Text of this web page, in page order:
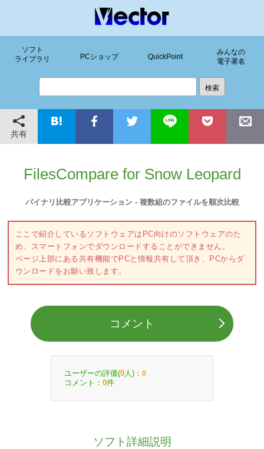
ソフト
ライブラリ
PCショップ QuickPoint
みんなの
電子署名
共有
FilesCompare for Snow Leopard
バイナリ比較アプリケーション - 複数組のファイルを順次比較
ここで紹介しているソフトウェアはPC向けのソフトウェアのた
め、スマートフォンでダウンロードすることができません。
ページ上部にある共有機能でPCと情報共有して頂き、PCからダ
ウンロードをお願い致します。
コメント
ユーザーの評価(0 人)： 0
コメント： 0件
ソフト詳細説明